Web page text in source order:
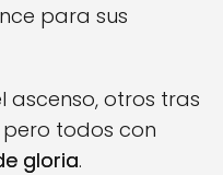
para sus
ascenso, otros tras
todos con
gloria.